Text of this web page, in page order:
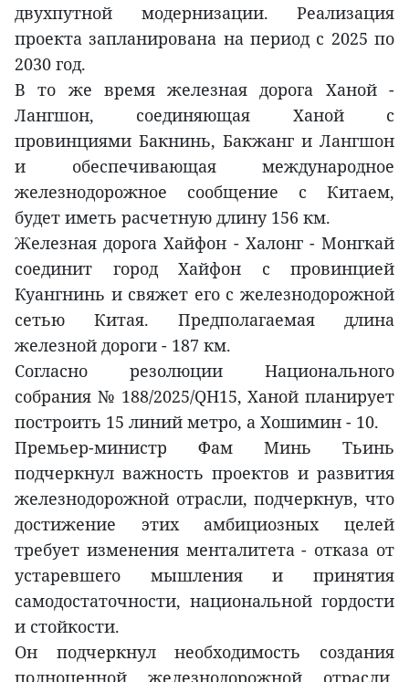
двухпутной модернизации. Реализация
проекта запланирована на период с 2025 по
2030 год.
В то же время железная дорога Ханой -
Лангшон, соединяющая Ханой с
провинциями Бакнинь, Бакжанг и Лангшон
и обеспечивающая международное
железнодорожное сообщение с Китаем,
будет иметь расчетную длину 156 км.
Железная дорога Хайфон - Халонг - Монгкай
соединит город Хайфон с провинцией
Куангнинь и свяжет его с железнодорожной
сетью Китая. Предполагаемая длина
железной дороги - 187 км.
Согласно резолюции Национального
собрания № 188/2025/QH15, Ханой планирует
построить 15 линий метро, а Хошимин - 10.
Премьер-министр Фам Минь Тьинь
подчеркнул важность проектов и развития
железнодорожной отрасли, подчеркнув, что
достижение этих амбициозных целей
требует изменения менталитета - отказа от
устаревшего мышления и принятия
самодостаточности, национальной гордости
и стойкости.
Он подчеркнул необходимость создания
полноценной железнодорожной отрасли,